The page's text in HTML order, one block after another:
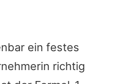
ein festes
richtig